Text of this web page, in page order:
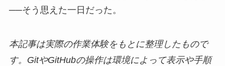
──そう思えた一日だった。
本記事は実際の作業体験をもとに整理したもので
す。GitやGitHubの操作は環境によって表示や手順